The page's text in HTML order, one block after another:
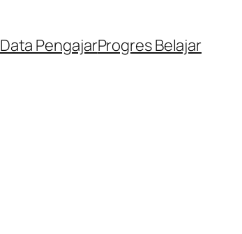
Data PengajarProgres Belajar